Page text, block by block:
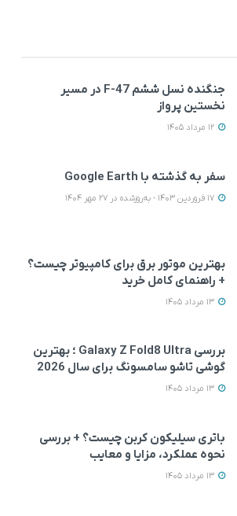
جنگنده نسل ششم F-47 در مسیر
نخستین پرواز
سفر به گذشته با Google Earth
بهترین موتور برق برای کامپیوتر چیست؟
+ راهنمای کامل خرید
بررسی Galaxy Z Fold8 Ultra ؛ بهترین
گوشی تاشو سامسونگ برای سال 2026
باتری سیلیکون کربن چیست؟ + بررسی
نحوه عملکرد، مزایا و معایب